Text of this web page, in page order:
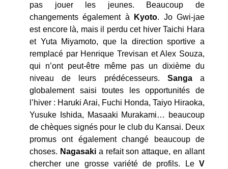
pas jouer les jeunes. Beaucoup de
changements également à
Kyoto. Jo Gwi-jae
est encore là, mais il perdu cet hiver Taichi Hara
et Yuta Miyamoto, que la direction sportive a
remplacé par Henrique Trevisan et Alex Souza,
qui n’ont peut-être même pas un dixième du
niveau de leurs prédécesseurs. Sangaa
globalement saisi toutes les opportunités de
l’hiver : Haruki Arai, Fuchi Honda, Taiyo Hiraoka,
Yusuke Ishida, Masaaki Murakami… beaucoup
de chèques signés pour le club du Kansai. Deux
promus ont également changé beaucoup de
choses. Nagasakia refait son attaque, en allant
chercher une grosse variété de profils. Le V